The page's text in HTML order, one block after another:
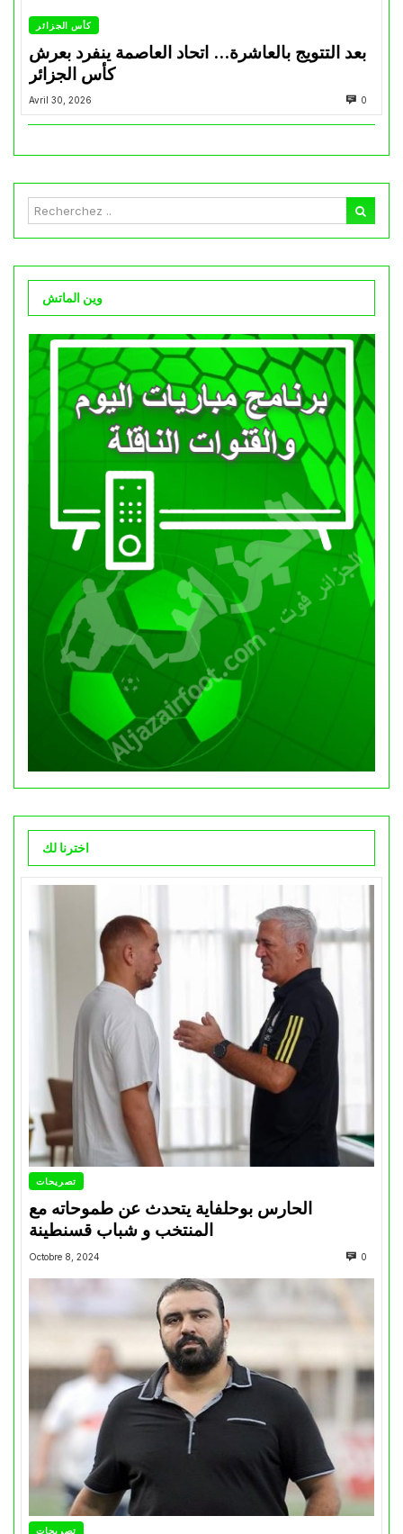
كأس الجزائر
بعد التتويج بالعاشرة… اتحاد العاصمة ينفرد بعرش
كأس الجزائر
Avril 30, 2026 0
وين الماتش
اخترنا لك
تصريحات
الحارس بوحلفاية يتحدث عن طموحاته مع
المنتخب و شباب قسنطينة
Octobre 8, 2024 0
تصريحات